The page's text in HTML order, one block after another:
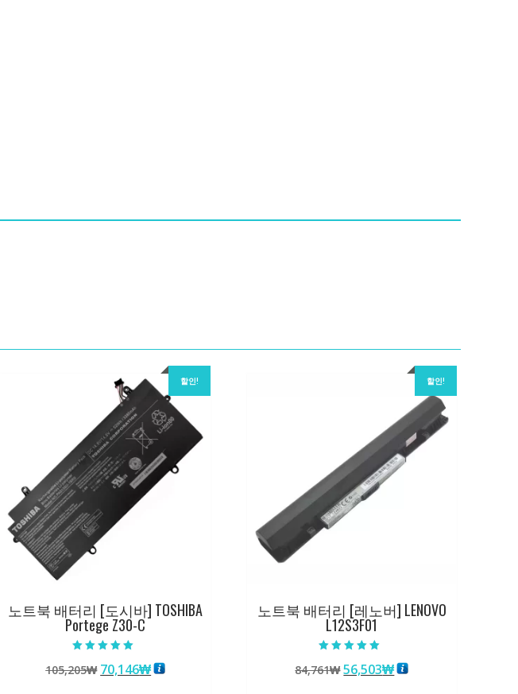
할인!
노트북 배터리 [도시바] TOSHIBA
Portege Z30-C
5.00
로 평가됨
105,205₩ 원
70,146₩현
할인!
노트북 배터리 [레노버] LENOVO
L12S3F01
5.00
로 평가됨
84,761₩원
56,503₩현